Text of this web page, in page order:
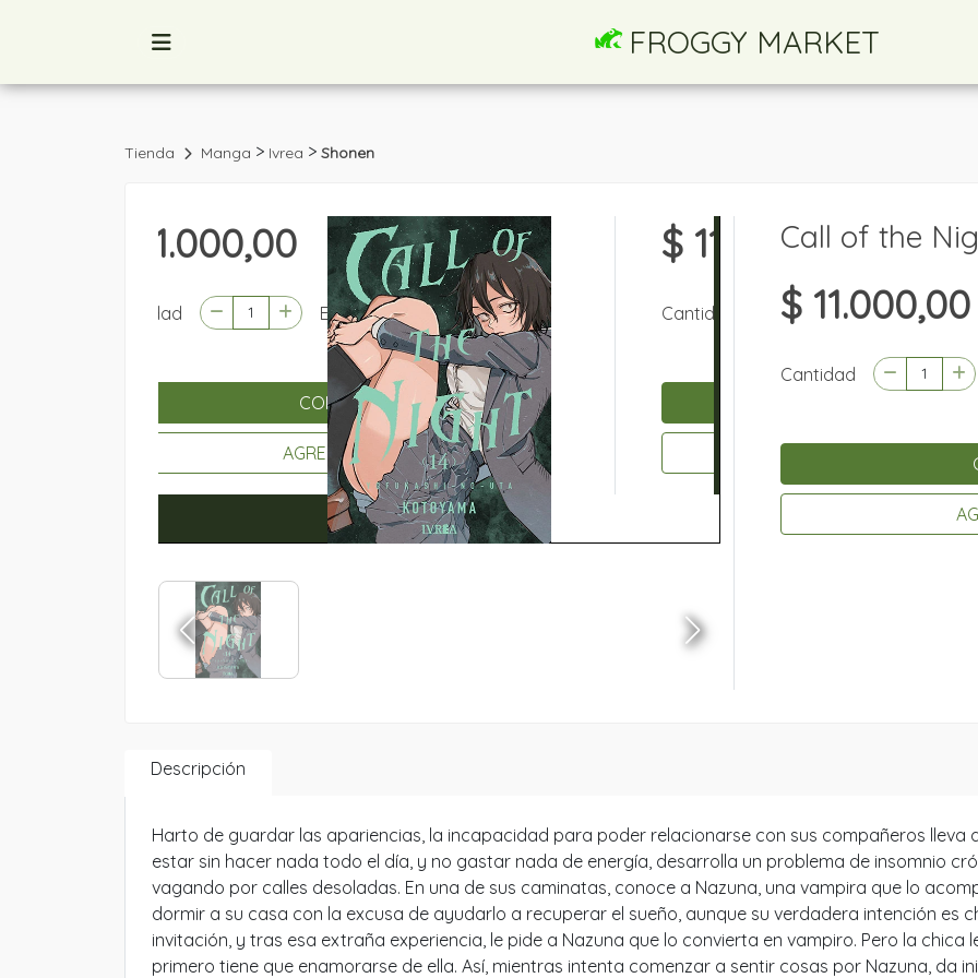
FROGGY MARKET
Tienda Manga > Ivrea > Shonen
Call of the
$ 11.000,00
Cantidad
Descripción
Harto de guardar las apariencias, la incapacidad para poder relacionarse con sus compañeros lleva
estar sin hacer nada todo el día, y no gastar nada de energía, desarrolla un problema de insomnio
vagando por calles desoladas. En una de sus caminatas, conoce a Nazuna, una vampira que lo
dormir a su casa con la excusa de ayudarlo a recuperar el sueño, aunque su verdadera intención es
invitación, y tras esa extraña experiencia, le pide a Nazuna que lo convierta en vampiro. Pero la
primero tiene que enamorarse de ella. Así, mientras intenta comenzar a sentir cosas por Nazuna, da